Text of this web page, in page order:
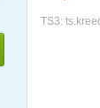
TS3: